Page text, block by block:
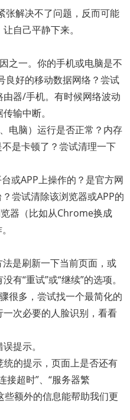
张解决不了问题，反而可能
自己平静下来。
之一。你的手机或电脑是不
良好的移动数据网络？尝试
器/手机。有时候网络波动
输中断。
电脑）运行是否正常？内存
是卡顿了？尝试清理一下
或APP上操作的？是官方网
尝试清除该浏览器或APP的
器（比如从Chrome换成
是刷新一下当前页面，或
有“重试”或“继续”的选项。
很多，尝试找一个最简化的
次必要的人脸识别，看看
提示。
的提示，页面上是否还有
接超时”、“服务器繁
些额外的信息能帮助我们更